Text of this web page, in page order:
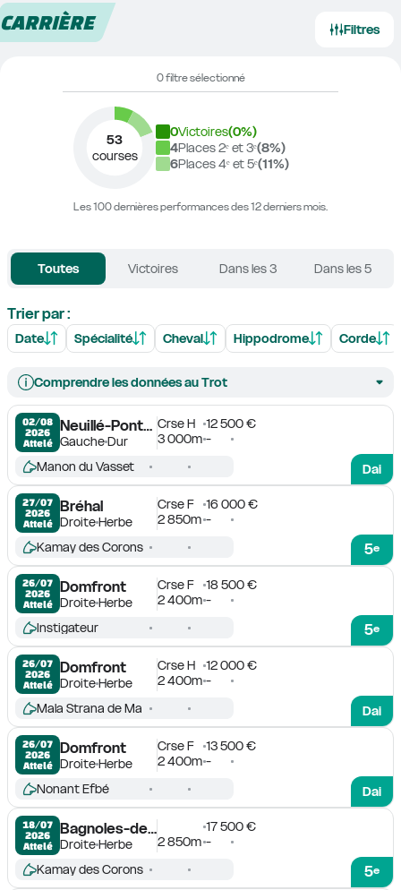
CARRIÈRE Filtres
0 filtre sélectionné
53
courses
0Victoires(0%)
4Places 2ᵉ et 3ᵉ(8%)
6Places 4ᵉ et 5ᵉ(11%)
Les 100 dernières performances des 12 derniers mois.
Toutes Victoires Dans les 3 Dans les 5
Trier par :
Date Spécialité Cheval Hippodrome Corde
Comprendre les données au Trot
02/08
2026
Attelé
Neuillé-Pont-Pierre
GaucheDur
Crse H
12 500 €
3 000m -
Dai
Manon du Vasset
27/07
2026
Attelé
Bréhal
DroiteHerbe
Crse F
16 000 €
2 850m -
5e
Kamay des Corons
26/07
2026
Attelé
Domfront
DroiteHerbe
Crse F
18 500 €
2 400m -
5e
Instigateur
26/07
2026
Attelé
Domfront
DroiteHerbe
Crse H
12 000 €
2 400m -
Dai
Mala Strana de Ma
26/07
2026
Attelé
Domfront
DroiteHerbe
Crse F
13 500 €
2 400m -
Dai
Nonant Efbé
18/07
2026
Attelé
Bagnoles-de-l'Orne
DroiteHerbe
17 500 €
2 850m -
5e
Kamay des Corons